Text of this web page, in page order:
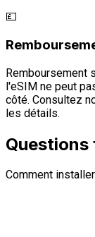
💷
Remboursement
l'eSIM ne peut
côté. Consultez
les détails.
Comment